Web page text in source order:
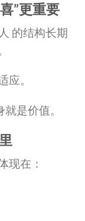
”更重要
的结构长期
应。
是价值。
现在：